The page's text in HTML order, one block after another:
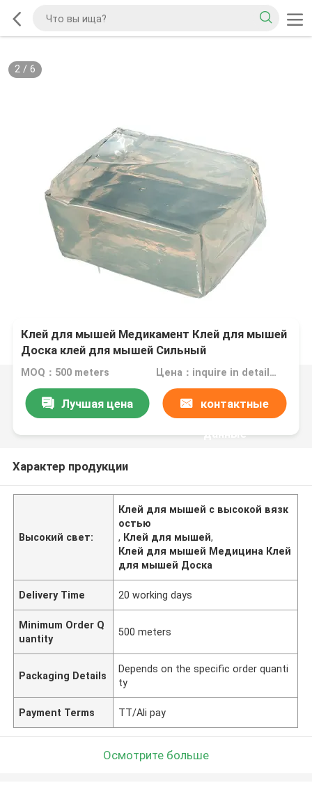
2/ 6
Клей для мышей Медикамент Клей для мышей
Доска клей для мышей Сильный
высоковскозный клей для мышей
MOQ：500 meters Цена：inquire in detailPlease contact us for quotation
Лучшая цена контактные
данные
Характер продукции
Высокий свет:
Клей для мышей с высокой вязк
остью
, Клей для мышей,
Клей для мышей Медицина Клей
для мышей Доска
Delivery Time 20 working days
Minimum Order Q
uantity
500 meters
Packaging Details
Depends on the specific order quanti
ty
Payment Terms TT/Ali pay
Осмотрите больше